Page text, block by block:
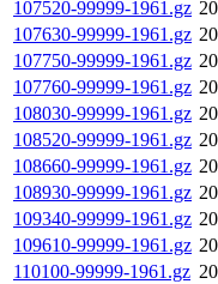
107520-99999-1961.gz
107630-99999-1961.gz
107750-99999-1961.gz
107760-99999-1961.gz
108030-99999-1961.gz
108520-99999-1961.gz
108660-99999-1961.gz
108930-99999-1961.gz
109340-99999-1961.gz
109610-99999-1961.gz
110100-99999-1961.gz